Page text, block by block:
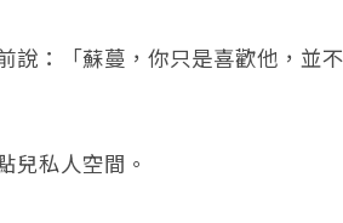
說：「蘇蔓，你只是喜歡他，並
兒私人空間。